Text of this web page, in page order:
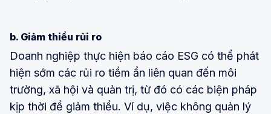
b. Giảm thiểu rủi ro
Doanh nghiệp thực hiện báo cáo ESG có thể phát
hiện sớm các rủi ro tiềm ẩn liên quan đến môi
trường, xã hội và quản trị, từ đó có các biện pháp
kịp thời để giảm thiểu. Ví dụ, việc không quản lý